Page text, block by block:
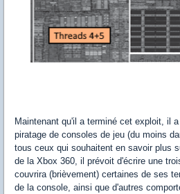
Maintenant qu'il a terminé cet exploit, il
piratage de consoles de jeu (du moins
tous ceux qui souhaitent en savoir plus
de la Xbox 360, il prévoit d'écrire une
couvrira (brièvement) certaines de ses
de la console, ainsi que d'autres